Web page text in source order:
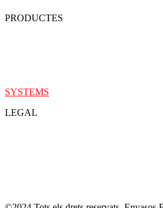
PRODUCTES
SYSTEMS
LEGAL